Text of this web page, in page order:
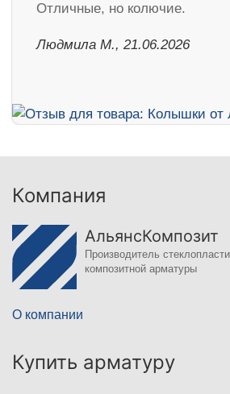
Отличные, но колючие.
Людмила М., 21.06.2026
Компания
АльянсКомпозит
Производитель
композитной арматуры
О компании
Купить арматуру